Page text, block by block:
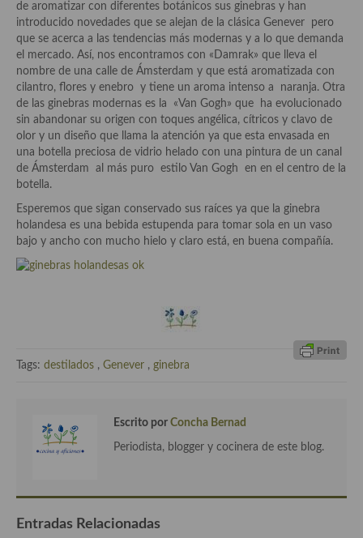
Pasta
Arroces Y fideuás
Legumbres y cereales
Cuscús
Huevos
Masas elaboradas con harina, pizzas, quiches y demás
Plato principal
Aves
Carne
Postres con frutas
Salazones y encurtidos
Recetas de Cuaresma
Recetas maridadas con los mejores AOVES
de aromatizar con diferentes botánicos sus ginebras y han
introducido novedades que se alejan de la clásica Genever pero
que se acerca a las tendencias más modernas y a lo que demanda
el mercado. Así, nos encontramos con «Damrak» que lleva el
nombre de una calle de Ámsterdam y que está aromatizada con
cilantro, flores y enebro y tiene un aroma intenso a naranja. Otra
de las ginebras modernas es la «Van Gogh» que ha evolucionado
sin abandonar su origen con toques angélica, cítricos y clavo de
olor y un diseño que llama la atención ya que esta envasada en
una botella preciosa de vidrio helado con una pintura de un canal
de Ámsterdam al más puro estilo Van Gogh en en el centro de la
botella.
Esperemos que sigan conservado sus raíces ya que la ginebra
holandesa es una bebida estupenda para tomar sola en un vaso
bajo y ancho con mucho hielo y claro está, en buena compañía.
Tags: destilados , Genever , ginebra
Escrito por Concha Bernad
Periodista, blogger y cocinera de este blog.
Entradas Relacionadas